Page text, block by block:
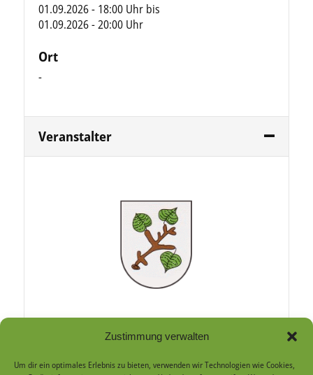
Zustimmung verwalten
Um dir ein optimales Erlebnis zu bieten, verwenden wir Technologien wie Cookies,
01.09.2026 - 18:00 Uhr bis
01.09.2026 - 20:00 Uhr
Ort
-
Veranstalter
Ortschaftsrat